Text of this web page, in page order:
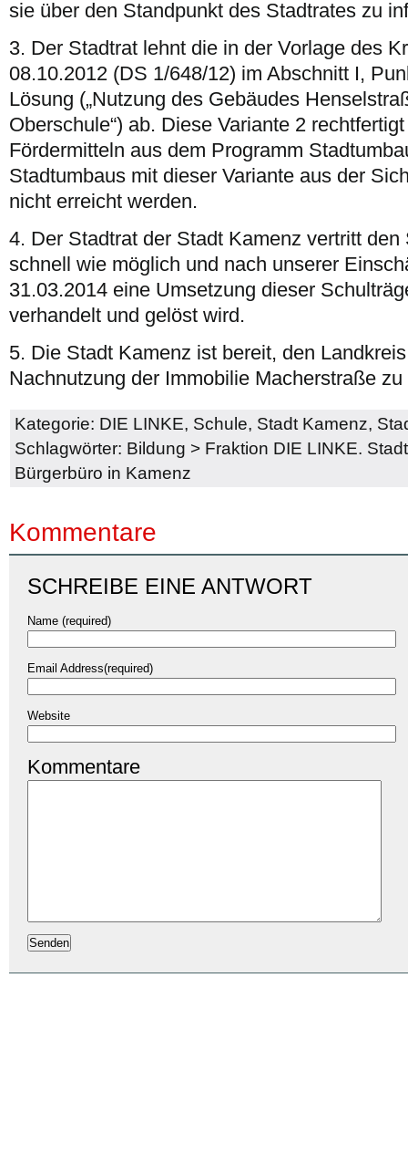
sie über den Standpunkt des Stadtrates zu
3. Der Stadtrat lehnt die in der Vorlage des
08.10.2012 (DS 1/648/12) im Abschnitt I,
Lösung („Nutzung des Gebäudes
Oberschule“) ab. Diese Variante 2
Fördermitteln aus dem Programm
Stadtumbaus mit dieser Variante aus der
nicht erreicht werden.
4. Der Stadtrat der Stadt Kamenz vertritt
schnell wie möglich und nach unserer
31.03.2014 eine Umsetzung dieser
verhandelt und gelöst wird.
5. Die Stadt Kamenz ist bereit, den
Nachnutzung der Immobilie Macherstraße
Kategorie: DIE LINKE, Schule, Stadt Kamenz,
Schlagwörter: Bildung > Fraktion DIE LINKE.
Bürgerbüro in Kamenz
Kommentare
SCHREIBE EINE ANTWORT
Name (required)
Email Address(required)
Website
Kommentare